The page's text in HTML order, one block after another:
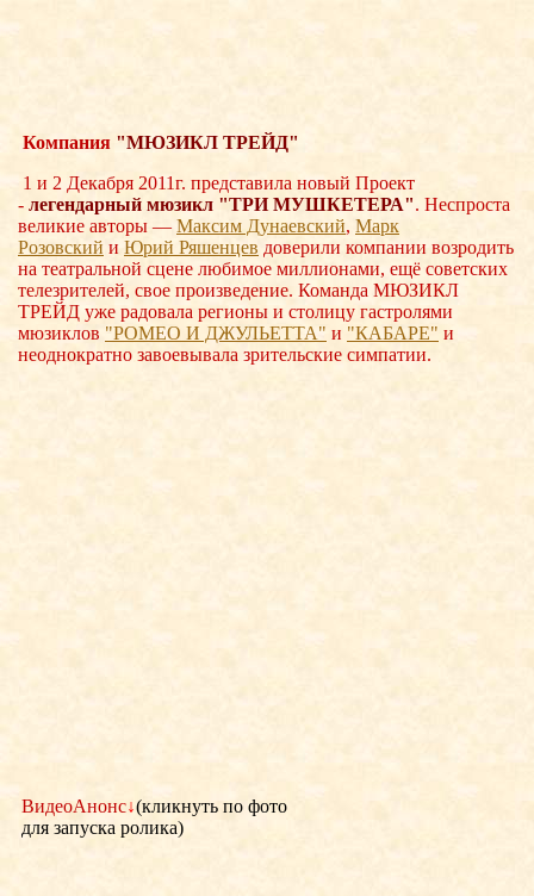
Компания "МЮЗИКЛ ТРЕЙД"
1 и 2 Декабря 2011г. представила новый Проект
- легендарный мюзикл "ТРИМУШКЕТЕРА". Неспроста
великие авторы —Максим Дунаевский, Марк
Розовский и Юрий Ряшенцев доверили компании возродить
на театральной сцене любимое миллионами, ещё советских
телезрителей, свое произведение. Команда МЮЗИКЛ
ТРЕЙД уже радовала регионы и столицу гастролями
мюзиклов "РОМЕО И ДЖУЛЬЕТТА" и "КАБАРЕ" и
неоднократно завоевывала зрительские симпатии.
ВидеоАнонс↓(кликнуть по фото
для запуска ролика)